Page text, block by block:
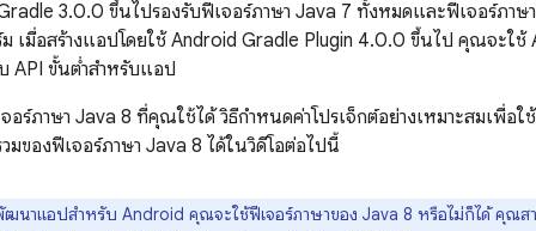
3.0.0 ขึ้นไปรองรับฟีเจอร์ภาษา Java 7 ทั้งหมดและฟีเจอร์ภาษ
เมื่อสร้างแอปโดยใช้ Android Gradle Plugin 4.0.0 ขึ้นไป คุณจะใช้
API ขั้นต่ำสำหรับแอป
อร์ภาษา Java 8 ที่คุณใช้ได้ วิธีกำหนดค่าโปรเจ็กต์อย่างเหมาะสมเพื่อ
ของฟีเจอร์ภาษา Java 8 ได้ในวิดีโอต่อไปนี้
นาแอปสําหรับ Android คุณจะใช้ฟีเจอร์ภาษาของ Java 8 หรือไม่ก็ได้ คุณสา